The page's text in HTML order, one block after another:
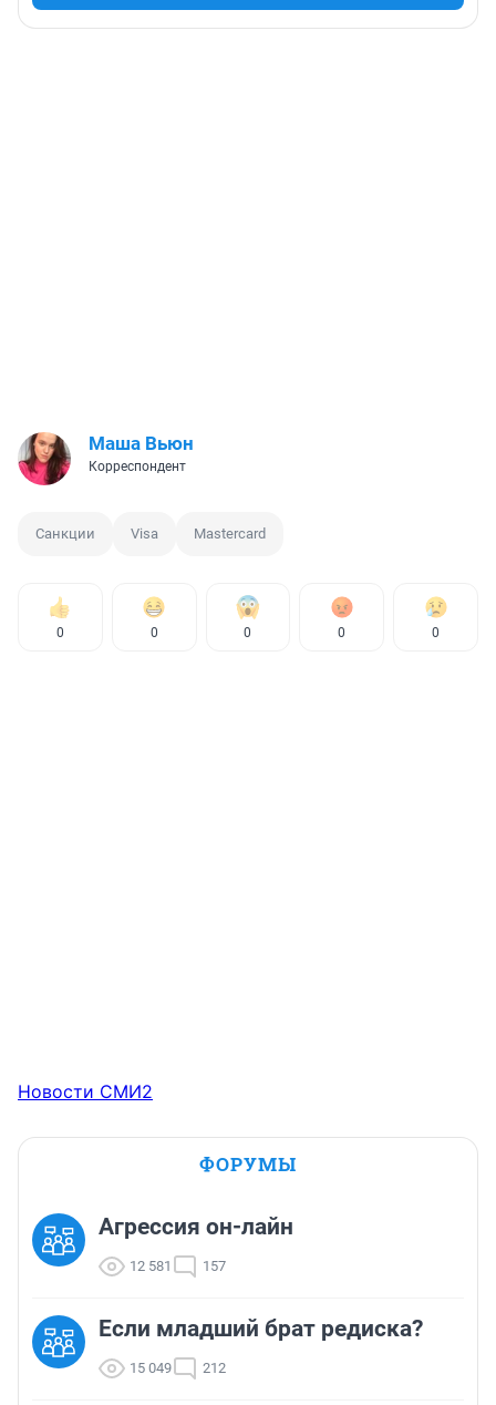
Маша Вьюн
Корреспондент
Санкции Visa Mastercard
0 0 0 0 0
Новости СМИ2
ФОРУМЫ
Агрессия он-лайн
12 581 157
Если младший брат редиска?
15 049 212